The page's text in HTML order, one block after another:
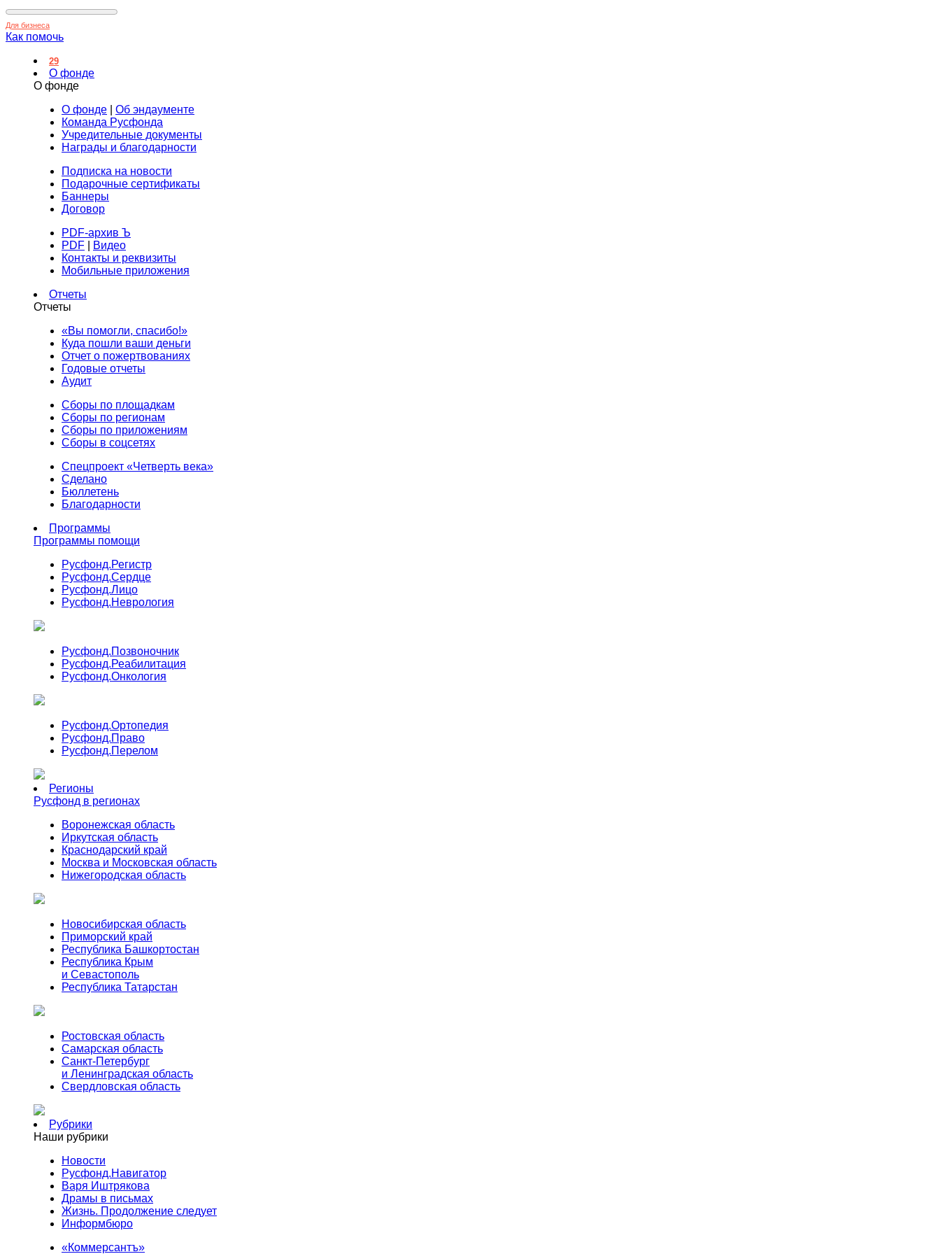
Для бизнеса
Как помочь
29
О фонде
О фонде
О фонде
Об эндаументе
Команда Русфонда
Учредительные документы
Награды и благодарности
Подписка на новости
Подарочные сертификаты
Баннеры
Договор
PDF-архив Ъ
PDF
Видео
Контакты и реквизиты
Мобильные приложения
Отчеты
Отчеты
«Вы помогли, спасибо!»
Куда пошли ваши деньги
Отчет о пожертвованиях
Годовые отчеты
Аудит
Сборы по площадкам
Сборы по регионам
Сборы по приложениям
Сборы в соцсетях
Спецпроект «Четверть века»
Сделано
Бюллетень
Благодарности
Программы
Программы помощи
Русфонд.Регистр
Русфонд.Сердце
Русфонд.Лицо
Русфонд.Неврология
Русфонд.Позвоночник
Русфонд.Реабилитация
Русфонд.Онкология
Русфонд.Ортопедия
Русфонд.Право
Русфонд.Перелом
Регионы
Русфонд в регионах
Воронежская область
Иркутская область
Краснодарский край
Москва и Московская область
Нижегородская область
Новосибирская область
Приморский край
Республика Башкортостан
Республика Крым
и Севастополь
Республика Татарстан
Ростовская область
Самарская область
Санкт-Петербург
и Ленинградская область
Свердловская область
Рубрики
Наши рубрики
Новости
Русфонд.Навигатор
Варя Иштрякова
Драмы в письмах
Жизнь. Продолжение следует
Информбюро
«Коммерсантъ»